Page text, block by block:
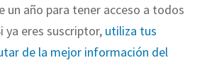
un año para tener acceso a todos
ya eres suscriptor, utiliza tus
de la mejor información del